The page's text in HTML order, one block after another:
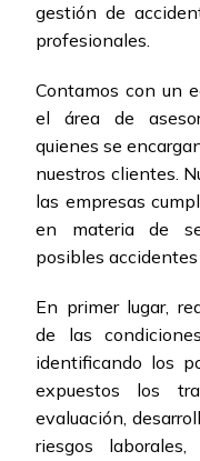
gestión de
profesionales.
Contamos con un
el área de
quienes se
nuestros clientes.
las empresas
en materia de
posibles
En primer lugar,
de las
identificando los
expuestos los
evaluación,
riesgos